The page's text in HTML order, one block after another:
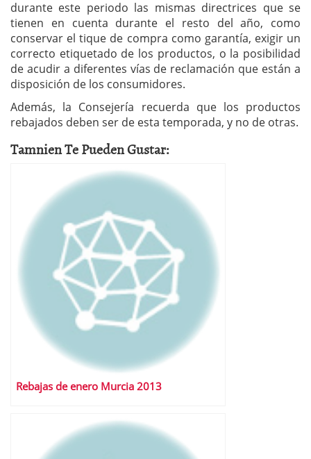
durante este periodo las mismas directrices que se
tienen en cuenta durante el resto del año, como
conservar el tique de compra como garantía, exigir un
correcto etiquetado de los productos, o la posibilidad
de acudir a diferentes vías de reclamación que están a
disposición de los consumidores.
Además, la Consejería recuerda que los productos
rebajados deben ser de esta temporada, y no de otras.
Tamnien Te Pueden Gustar:
Rebajas de enero Murcia 2013